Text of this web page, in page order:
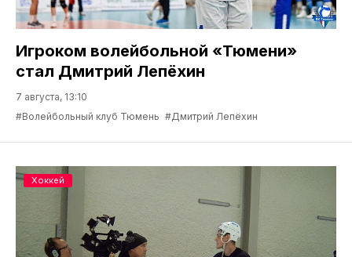
Игроком волейбольной «Тюмени»
стал Дмитрий Лепёхин
7 августа, 13:10
#Волейбольный клуб Тюмень #Дмитрий Лепёхин
Хоккей